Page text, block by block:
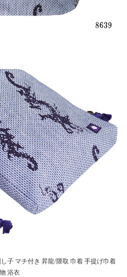
子 マチ付き 昇龍/隈取 巾着 手提げ巾着
浴衣